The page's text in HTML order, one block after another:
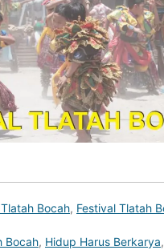
Bocah, Festival Tlatah
Bocah, Hidup Harus Berkarya,